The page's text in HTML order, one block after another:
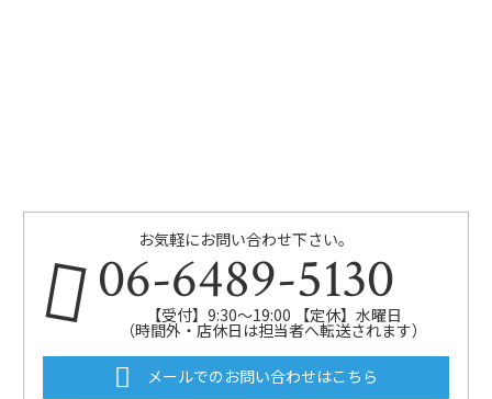
お気軽にお問い合わせ下さい。
06-6489-5130
【受付】9:30～19:00 【定休】水曜日
（時間外・店休日は担当者へ転送されます）
メールでのお問い合わせはこちら